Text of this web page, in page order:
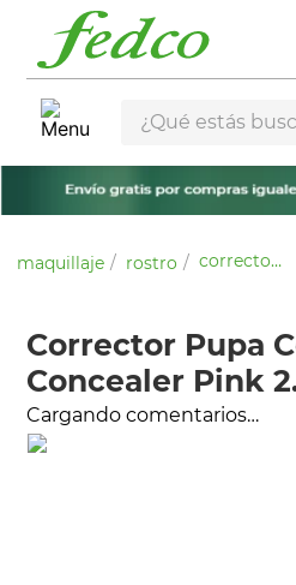
¿Qué estás
maquillaje rostro corrector pupa cover cream concealer pink 2.4 ml
Corrector Pupa
Concealer Pink
Cargando comentarios…